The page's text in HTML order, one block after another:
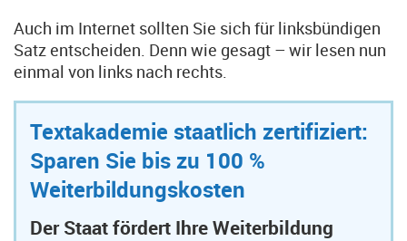
Auch im Internet sollten Sie sich für linksbündigen
Satz entscheiden. Denn wie gesagt – wir lesen nun
einmal von links nach rechts.
Textakademie staatlich zertifiziert:
Sparen Sie bis zu 100 %
Weiterbildungskosten
Der Staat fördert Ihre Weiterbildung